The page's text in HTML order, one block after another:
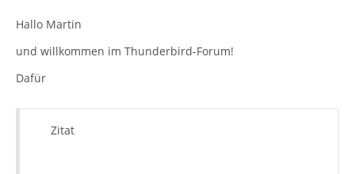
Hallo Martin
und willkommen im Thunderbird-Forum!
Dafür
Zitat